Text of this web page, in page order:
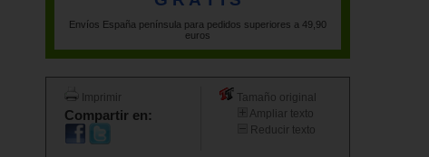
Envíos España península para pedidos superiores a 49,90
euros
Imprimir
Compartir en:
Tamaño original
Ampliar texto
Reducir texto